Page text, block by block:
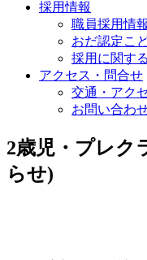
採用情報
職員採用情報
おだ認定こ
採用に関す
アクセス・問合せ
交通・アク
お問い合わ
2歳児・プレク
らせ)